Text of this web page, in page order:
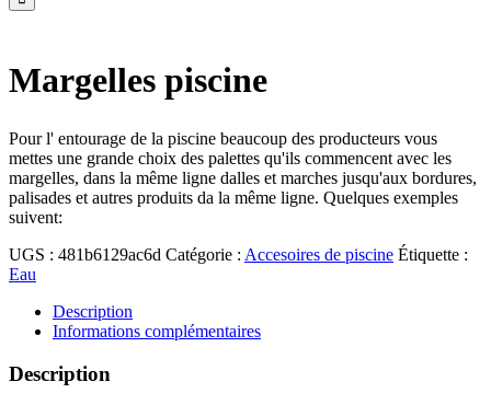
Margelles piscine
Pour l' entourage de la piscine beaucoup des producteurs vous
mettes une grande choix des palettes qu'ils commencent avec les
margelles, dans la même ligne dalles et marches jusqu'aux bordures,
palisades et autres produits da la même ligne. Quelques exemples
suivent:
UGS : 481b6129ac6d Catégorie : Accesoires de piscine Étiquette :
Eau
Description
Informations complémentaires
Description